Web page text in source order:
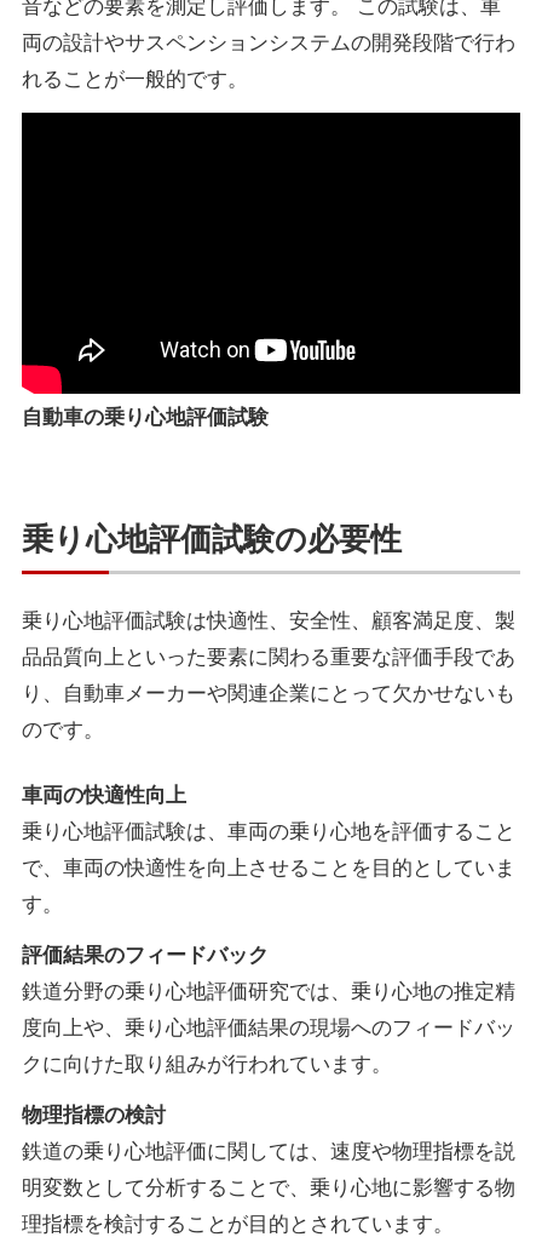
音などの要素を測定し評価します。
この試験は、車
両の設計やサスペンションシステムの開発段階で行わ
れることが一般的です。
自動車の乗り心地評価試験
乗り心地評価試験の必要性
乗り心地評価試験は快適性、安全性、顧客満足度、製
品品質向上といった要素に関わる重要な評価手段であ
り、自動車メーカーや関連企業にとって欠かせないも
のです。
車両の快適性向上
乗り心地評価試験は、車両の乗り心地を評価すること
で、車両の快適性を向上させることを目的としていま
す。
評価結果のフィードバック
鉄道分野の乗り心地評価研究では、乗り心地の推定精
度向上や、乗り心地評価結果の現場へのフィードバッ
クに向けた取り組みが行われています。
物理指標の検討
鉄道の乗り心地評価に関しては、速度や物理指標を説
明変数として分析することで、乗り心地に影響する物
理指標を検討することが目的とされています。